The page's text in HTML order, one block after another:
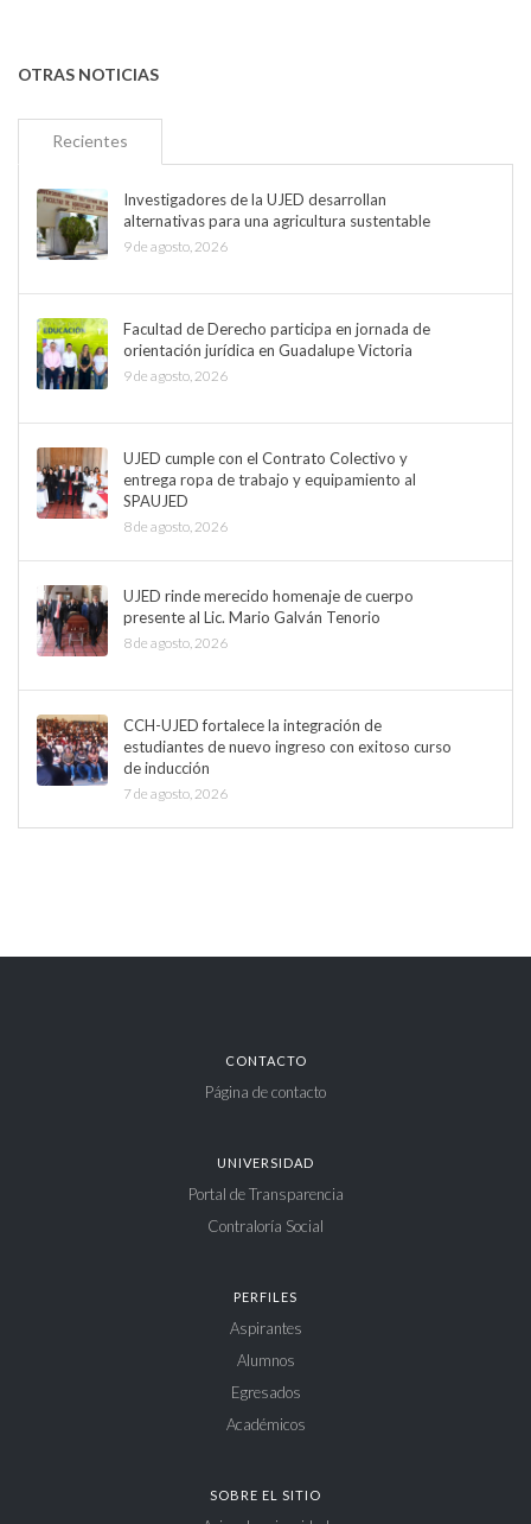
OTRAS NOTICIAS
Recientes
Investigadores de la UJED desarrollan
alternativas para una agricultura sustentable
9 de agosto, 2026
Facultad de Derecho participa en jornada de
orientación jurídica en Guadalupe Victoria
9 de agosto, 2026
UJED cumple con el Contrato Colectivo y
entrega ropa de trabajo y equipamiento al
SPAUJED
8 de agosto, 2026
UJED rinde merecido homenaje de cuerpo
presente al Lic. Mario Galván Tenorio
8 de agosto, 2026
CCH-UJED fortalece la integración de
estudiantes de nuevo ingreso con exitoso curso
de inducción
7 de agosto, 2026
CONTACTO
Página de contacto
UNIVERSIDAD
Portal de Transparencia
Contraloría Social
PERFILES
Aspirantes
Alumnos
Egresados
Académicos
SOBRE EL SITIO